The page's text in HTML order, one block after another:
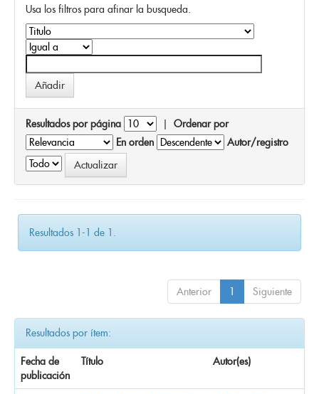
Usa los filtros para afinar la busqueda.
Resultados por página | Ordenar por
En orden
Autor/registro
Resultados 1-1 de 1.
Anterior 1 Siguiente
Resultados por ítem:
Fecha de
publicación
Título Autor(es)